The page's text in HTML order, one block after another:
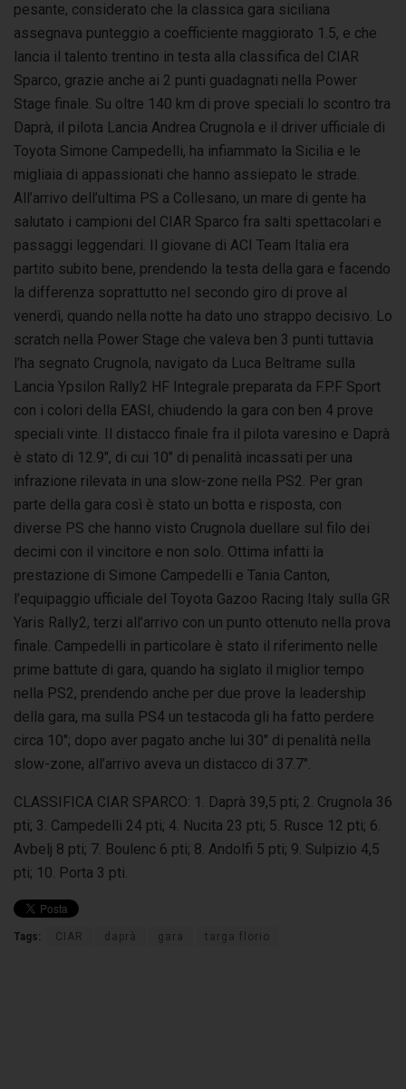
pesante, considerato che la classica gara siciliana
assegnava punteggio a coefficiente maggiorato 1.5, e che
lancia il talento trentino in testa alla classifica del CIAR
Sparco, grazie anche ai 2 punti guadagnati nella Power
Stage finale. Su oltre 140 km di prove speciali lo scontro tra
Daprà, il pilota Lancia Andrea Crugnola e il driver ufficiale di
Toyota Simone Campedelli, ha infiammato la Sicilia e le
migliaia di appassionati che hanno assiepato le strade.
All’arrivo dell’ultima PS a Collesano, un mare di gente ha
salutato i campioni del CIAR Sparco fra salti spettacolari e
passaggi leggendari. Il giovane di ACI Team Italia era
partito subito bene, prendendo la testa della gara e facendo
la differenza soprattutto nel secondo giro di prove al
venerdì, quando nella notte ha dato uno strappo decisivo. Lo
scratch nella Power Stage che valeva ben 3 punti tuttavia
l’ha segnato Crugnola, navigato da Luca Beltrame sulla
Lancia Ypsilon Rally2 HF Integrale preparata da F.P.F Sport
con i colori della EASI, chiudendo la gara con ben 4 prove
speciali vinte. Il distacco finale fra il pilota varesino e Daprà
è stato di 12.9″, di cui 10″ di penalità incassati per una
infrazione rilevata in una slow-zone nella PS2. Per gran
parte della gara così è stato un botta e risposta, con
diverse PS che hanno visto Crugnola duellare sul filo dei
decimi con il vincitore e non solo. Ottima infatti la
prestazione di Simone Campedelli e Tania Canton,
l’equipaggio ufficiale del Toyota Gazoo Racing Italy sulla GR
Yaris Rally2, terzi all’arrivo con un punto ottenuto nella prova
finale. Campedelli in particolare è stato il riferimento nelle
prime battute di gara, quando ha siglato il miglior tempo
nella PS2, prendendo anche per due prove la leadership
della gara, ma sulla PS4 un testacoda gli ha fatto perdere
circa 10″; dopo aver pagato anche lui 30″ di penalità nella
slow-zone, all’arrivo aveva un distacco di 37.7″.
CLASSIFICA CIAR SPARCO: 1. Daprà 39,5 pti; 2. Crugnola 36
pti; 3. Campedelli 24 pti; 4. Nucita 23 pti; 5. Rusce 12 pti; 6.
Avbelj 8 pti; 7. Boulenc 6 pti; 8. Andolfi 5 pti; 9. Sulpizio 4,5
pti; 10. Porta 3 pti.
Tags: CIAR daprà gara targa florio